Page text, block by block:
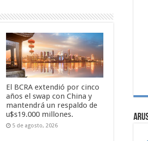
El BCRA extendió por cinco
años el swap con China y
mantendrá un respaldo de
u$s19.000 millones.
5 de agosto, 2026